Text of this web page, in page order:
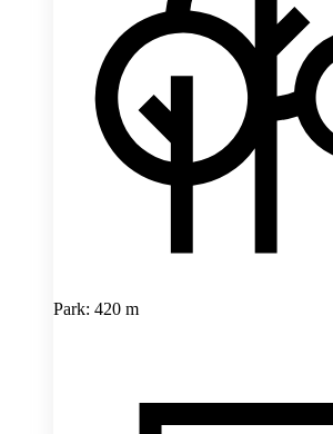
Park: 420 m